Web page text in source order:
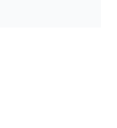
), 기타 수상 경